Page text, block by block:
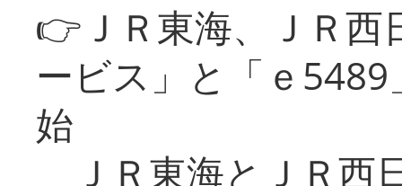
👉ＪＲ東海、ＪＲ
ービス」と「ｅ
始
ＪＲ東海とＪＲ西